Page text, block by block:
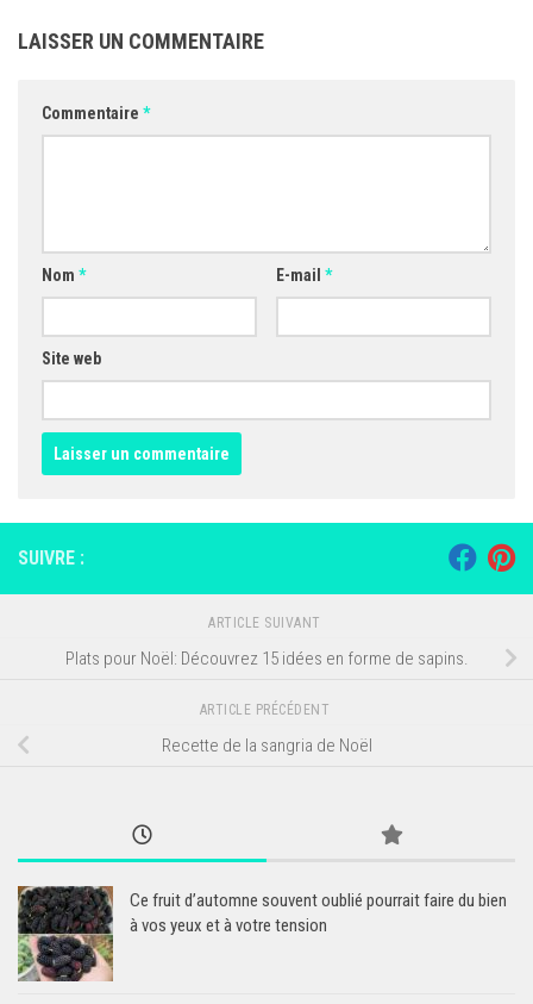
LAISSER UN COMMENTAIRE
Commentaire *
Nom * E-mail *
Site web
SUIVRE :
ARTICLE SUIVANT
Plats pour Noël: Découvrez 15 idées en forme de sapins.
ARTICLE PRÉCÉDENT
Recette de la sangria de Noël
Ce fruit d’automne souvent oublié pourrait faire du bien
à vos yeux et à votre tension